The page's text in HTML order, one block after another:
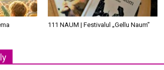
111 NAUM | Festivalul „Gellu Naum”